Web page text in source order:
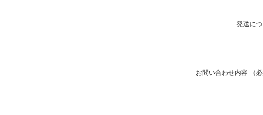
発送に
お問い合わせ内容 （